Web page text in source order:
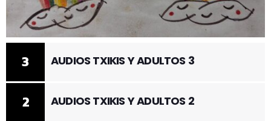
2 AUDIOS TXIKIS Y ADULTOS 2
3 AUDIOS TXIKIS Y ADULTOS 3